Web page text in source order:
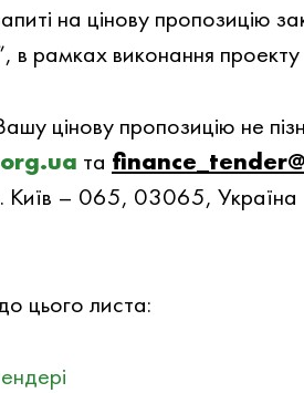
на цiнову пропозицiю
виконання
цiнову пропозицiю не
та
Київ – 065, 03065,
цього листа: